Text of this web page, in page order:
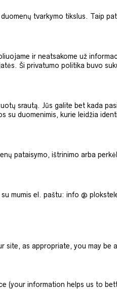
tvarkymo tikslus. Taip
ir neatsakome už
Ši privatumo politika buvo
srautą. Jūs galite bet kada
duomenimis, kurie leidžia
pataisymo, ištrinimo arba
mumis el. paštu: info @
as appropriate, you may be
information helps us to